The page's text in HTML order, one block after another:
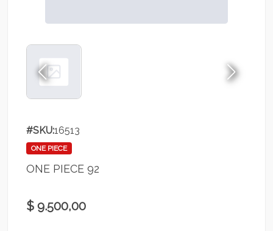
#SKU:16513
ONE PIECE
ONE PIECE 92
$ 9.500,00